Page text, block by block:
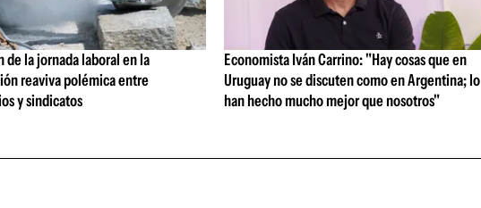
de la jornada laboral en la
reaviva polémica entre
y sindicatos
Economista Iván Carrino: "Hay cosas que en
Uruguay no se discuten como en Argentina; lo
han hecho mucho mejor que nosotros"